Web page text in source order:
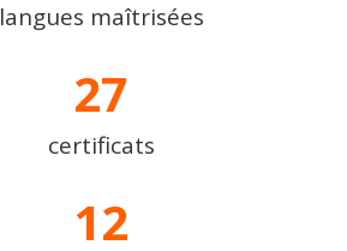
langues maîtrisées
certificats
27
12